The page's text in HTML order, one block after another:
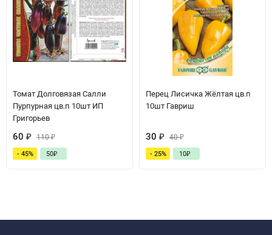
Томат Долговязая Салли
Пурпурная цв.п 10шт ИП
Григорьев
60 ₽ 110₽
- 45% 50₽
Перец Лисичка Жёлтая цв.п
10шт Гавриш
30 ₽ 40₽
- 25% 10₽